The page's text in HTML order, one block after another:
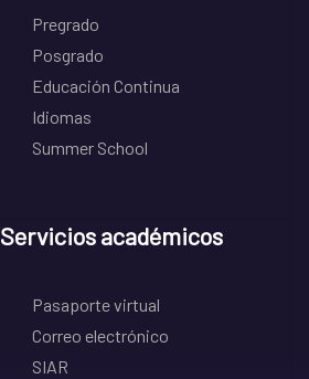
Pregrado
Posgrado
Educación Continua
Idiomas
Summer School
Servicios académicos
Pasaporte virtual
Correo electrónico
SIAR